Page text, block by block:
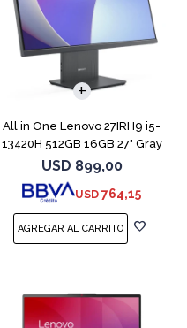
All in One Lenovo 27IRH9 i5-
13420H 512GB 16GB 27" Gray
USD 899,00
USD 764,15